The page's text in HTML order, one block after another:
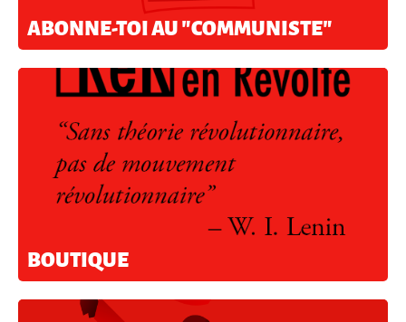
ABONNE-TOI AU "COMMUNISTE"
BOUTIQUE